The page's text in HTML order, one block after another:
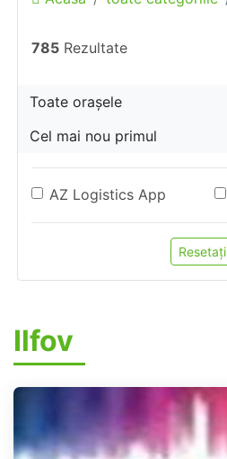
785 Rezultate
Toate orașele
Cel mai nou primul
AZ Logistics App
Resetați
Ilfov